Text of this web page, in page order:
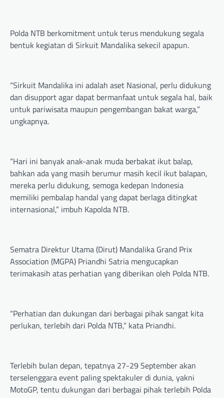
Polda NTB berkomitment untuk terus mendukung segala
bentuk kegiatan di Sirkuit Mandalika sekecil apapun.
“Sirkuit Mandalika ini adalah aset Nasional, perlu didukung
dan disupport agar dapat bermanfaat untuk segala hal, baik
untuk pariwisata maupun pengembangan bakat warga,”
ungkapnya.
“Hari ini banyak anak-anak muda berbakat ikut balap,
bahkan ada yang masih berumur masih kecil ikut balapan,
mereka perlu didukung, semoga kedepan Indonesia
memiliki pembalap handal yang dapat berlaga ditingkat
internasional,” imbuh Kapolda NTB.
Sematra Direktur Utama (Dirut) Mandalika Grand Prix
Association (MGPA) Priandhi Satria mengucapkan
terimakasih atas perhatian yang diberikan oleh Polda NTB.
“Perhatian dan dukungan dari berbagai pihak sangat kita
perlukan, terlebih dari Polda NTB,” kata Priandhi.
Terlebih bulan depan, tepatnya 27-29 September akan
terselenggara event paling spektakuler di dunia, yakni
MotoGP, tentu dukungan dari berbagai pihak terlebih Polda